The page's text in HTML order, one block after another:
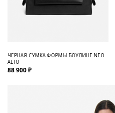
ЧЕРНАЯ СУМКА ФОРМЫ БОУЛИНГ NEO
ALTO
88 900 ₽